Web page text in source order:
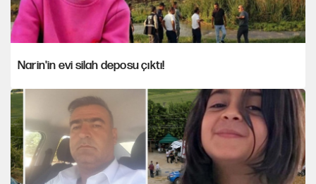
Narin'in evi silah deposu çıktı!